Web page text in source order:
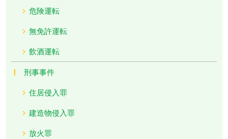
危険運転
無免許運転
飲酒運転
刑事事件
住居侵入罪
建造物侵入罪
放火罪